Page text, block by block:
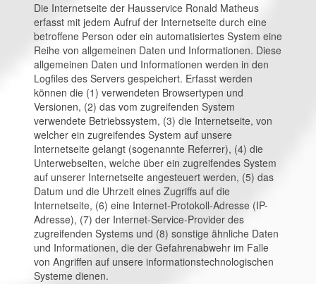
Die Internetseite der Hausservice Ronald Matheus
erfasst mit jedem Aufruf der Internetseite durch eine
betroffene Person oder ein automatisiertes System eine
Reihe von allgemeinen Daten und Informationen. Diese
allgemeinen Daten und Informationen werden in den
Logfiles des Servers gespeichert. Erfasst werden
können die (1) verwendeten Browsertypen und
Versionen, (2) das vom zugreifenden System
verwendete Betriebssystem, (3) die Internetseite, von
welcher ein zugreifendes System auf unsere
Internetseite gelangt (sogenannte Referrer), (4) die
Unterwebseiten, welche über ein zugreifendes System
auf unserer Internetseite angesteuert werden, (5) das
Datum und die Uhrzeit eines Zugriffs auf die
Internetseite, (6) eine Internet-Protokoll-Adresse (IP-
Adresse), (7) der Internet-Service-Provider des
zugreifenden Systems und (8) sonstige ähnliche Daten
und Informationen, die der Gefahrenabwehr im Falle
von Angriffen auf unsere informationstechnologischen
Systeme dienen.